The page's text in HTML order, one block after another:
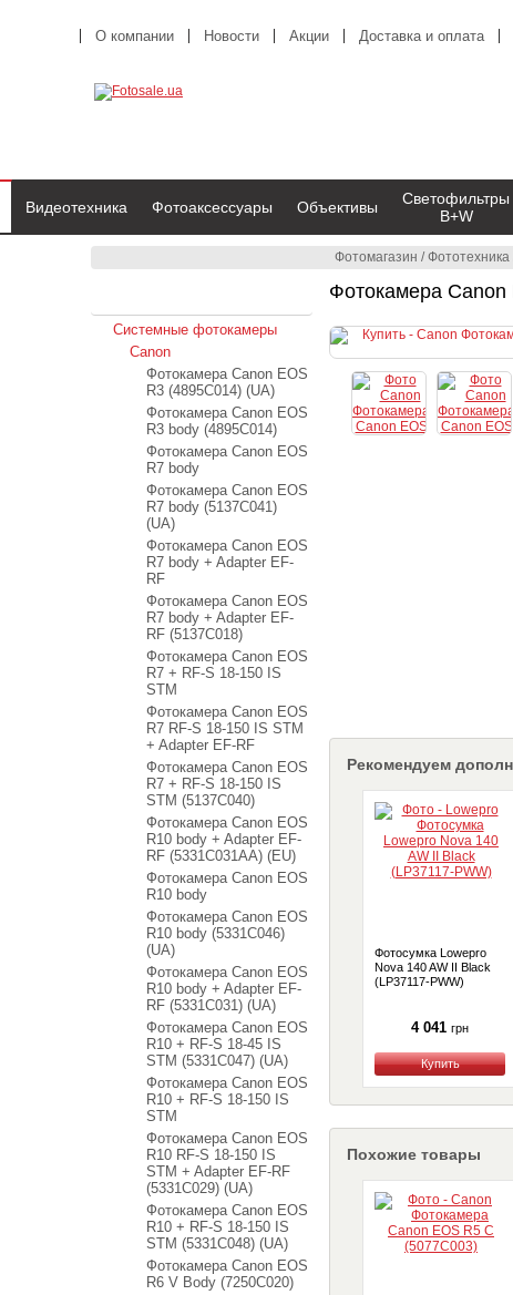
Фотомагазин /Фототехника
Фотокамера Canon
Рекомендуем
Фотосумка Lowepro
Nova 140 AW II Black
(LP37117-PWW)
4 041 грн
Купить
Похожие товары
О компании Новости Акции Доставка и оплата
Видеотехника Фотоаксессуары Объективы
Светофильтры
B+W
Системные фотокамеры
Canon
Фотокамера Canon EOS
R3 (4895C014) (UA)
Фотокамера Canon EOS
R3 body (4895C014)
Фотокамера Canon EOS
R7 body
Фотокамера Canon EOS
R7 body (5137C041)
(UA)
Фотокамера Canon EOS
R7 body + Adapter EF-
RF
Фотокамера Canon EOS
R7 body + Adapter EF-
RF (5137C018)
Фотокамера Canon EOS
R7 + RF-S 18-150 IS
STM
Фотокамера Canon EOS
R7 RF-S 18-150 IS STM
+ Adapter EF-RF
Фотокамера Canon EOS
R7 + RF-S 18-150 IS
STM (5137C040)
Фотокамера Canon EOS
R10 body + Adapter EF-
RF (5331C031AA) (EU)
Фотокамера Canon EOS
R10 body
Фотокамера Canon EOS
R10 body (5331C046)
(UA)
Фотокамера Canon EOS
R10 body + Adapter EF-
RF (5331C031) (UA)
Фотокамера Canon EOS
R10 + RF-S 18-45 IS
STM (5331C047) (UA)
Фотокамера Canon EOS
R10 + RF-S 18-150 IS
STM
Фотокамера Canon EOS
R10 RF-S 18-150 IS
STM + Adapter EF-RF
(5331C029) (UA)
Фотокамера Canon EOS
R10 + RF-S 18-150 IS
STM (5331C048) (UA)
Фотокамера Canon EOS
R6 V Body (7250C020)